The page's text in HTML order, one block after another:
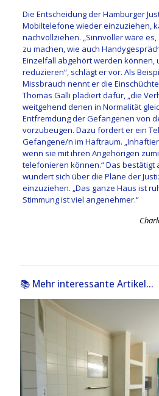
Die Entscheidung der Hamburger
Mobiltelefone wieder einzuziehen,
nachvollziehen. „Sinnvoller wäre
zu machen, wie auch
Einzelfall abgehört werden können,
reduzieren“, schlägt er vor. Als
Missbrauch nennt er die
Thomas Galli plädiert dafür, „die
weitgehend denen in Normalität
Entfremdung der Gefangenen von
vorzubeugen. Dazu fordert er ein
Gefangene/n im Haftraum.
wenn sie mit ihren Angehörigen
telefonieren können.“ Das bestätigt
wundert sich über die Pläne der
einzuziehen. „Das ganze Haus ist
Stimmung ist viel angenehmer.“
📚 Mehr interessante Artikel...